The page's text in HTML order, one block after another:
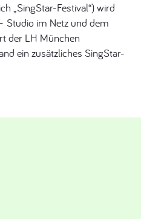
„SingStar-Festival“) wird
Studio im Netz und dem
der LH München
ein zusätzliches SingStar-